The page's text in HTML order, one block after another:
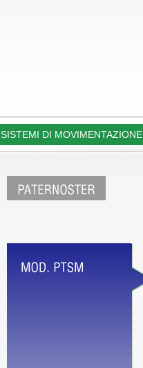
SISTEMI DI MOVIMENTAZIONE